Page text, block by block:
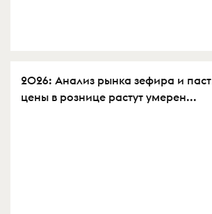
2026: Анализ рынка зефира и
цены в рознице растут умерен...